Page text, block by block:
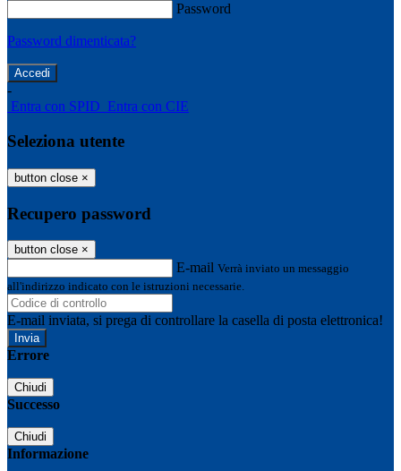
Password
Password dimenticata?
-
Entra con SPID Entra con CIE
Seleziona utente
button close ×
Recupero password
button close ×
E-mail Verrà inviato un messaggio
all'indirizzo indicato con le istruzioni necessarie.
E-mail inviata, si prega di controllare la casella di posta elettronica!
Errore
Chiudi
Successo
Chiudi
Informazione